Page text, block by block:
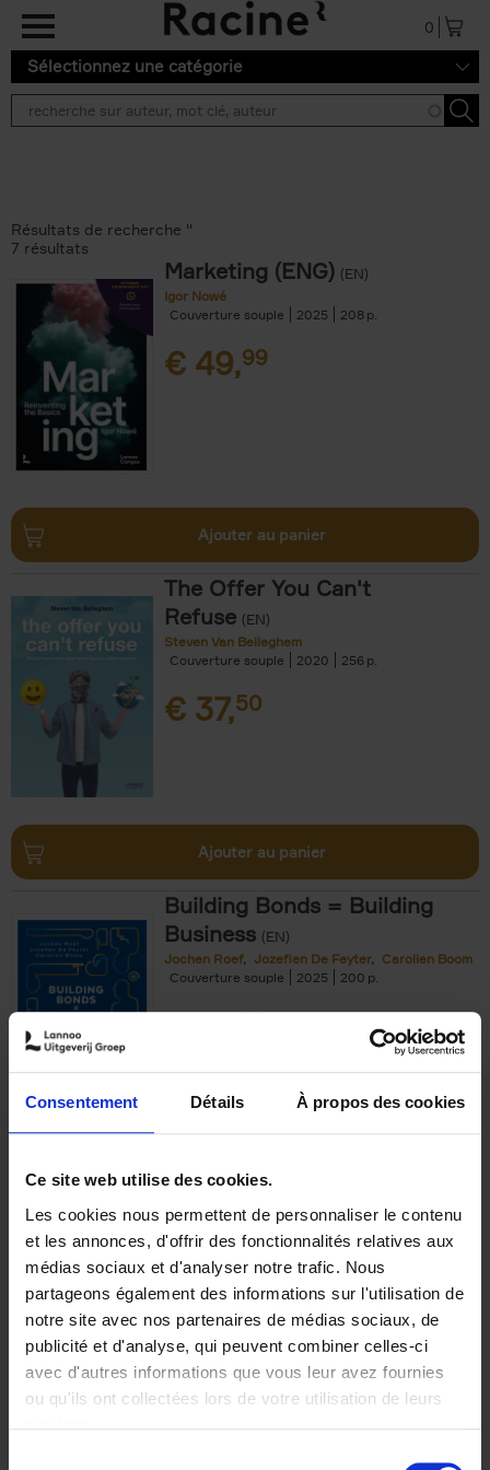
Consentement Détails À propos des cookies
Ce site web utilise des cookies.
Les cookies nous permettent de personnaliser le contenu
et les annonces, d'offrir des fonctionnalités relatives aux
médias sociaux et d'analyser notre trafic. Nous
partageons également des informations sur l'utilisation de
notre site avec nos partenaires de médias sociaux, de
publicité et d'analyse, qui peuvent combiner celles-ci
avec d'autres informations que vous leur avez fournies
ou qu'ils ont collectées lors de votre utilisation de leurs
Aller au contenu principal
0
Sélectionnez une catégorie
Résultats de recherche ''
7 résultats
Marketing (ENG) (EN)
Igor Nowé
Couverture souple
2025 208
€ 49,99
Ajouter au panier
The Offer You Can't
Refuse (EN)
Steven Van Belleghem
Couverture souple
2020 256
€ 37,50
Ajouter au panier
Building Bonds = Building
Business (EN)
Jochen Roef Jozefien De Feyter
Carolien Boom
Couverture souple
2025 200
€29,99
Optichannel Retail. Beyond
the Digital Hysteria
Gino Van Ossel
Autre finition
2019 350
€29,99